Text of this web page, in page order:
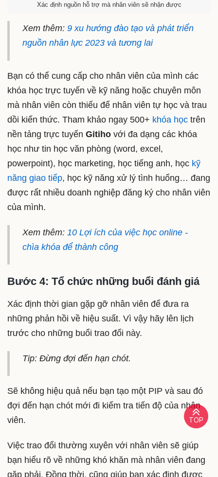
Xác định nguồn hỗ trợ mà nhân viên sẽ nhận được
Xem thêm: 9 xu hướng đào tạo và phát triển
nguồn nhân lực 2023 và tương lai
Bạn có thể cung cấp cho nhân viên của mình các
khóa học trực tuyến về kỹ năng hoặc chuyên môn
mà nhân viên còn thiếu để nhân viên tự học và trau
dồi kiến thức. Tham khảo ngay 500+ khóa học trên
nền tảng trực tuyến Gitiho với đa dạng các khóa
học như tin học văn phòng (word, excel,
powerpoint), học marketing, học tiếng anh, học kỹ
năng giao tiếp, học kỹ năng xử lý tình huống… đang
được rất nhiều doanh nghiệp đăng ký cho nhân viên
của mình.
Xem thêm: 10 Lợi ích của việc học online -
chìa khóa để thành công
Bước 4: Tổ chức những buổi đánh giá
Xác định thời gian gặp gỡ nhân viên để đưa ra
những phản hồi về hiệu suất. Vì vậy hãy lên lịch
trước cho những buổi trao đổi này.
Tip: Đừng đợi đến hạn chót.
Sẽ không hiệu quả nếu bạn tạo một PIP và sau đó
đợi đến hạn chót mới đi kiểm tra tiến độ của nhân
viên.
Việc trao đổi thường xuyên với nhân viên sẽ giúp
bạn hiểu rõ về những khó khăn mà nhân viên đang
gặp phải. Đồng thời, cũng giúp bạn xác định được
TOP